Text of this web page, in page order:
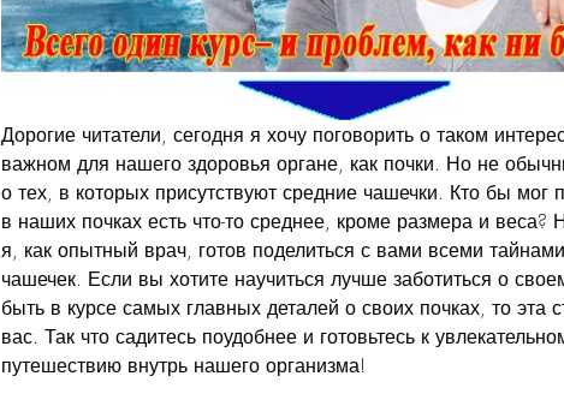
Дорогие читатели, сегодня я хочу поговорить о таком
важном для нашего здоровья органе, как почки. Но не
о тех, в которых присутствуют средние чашечки. Кто бы мог
в наших почках есть что-то среднее, кроме размера и веса?
я, как опытный врач, готов поделиться с вами всеми
чашечек. Если вы хотите научиться лучше заботиться о
быть в курсе самых главных деталей о своих почках, то эта
вас. Так что садитесь поудобнее и готовьтесь к
путешествию внутрь нашего организма!